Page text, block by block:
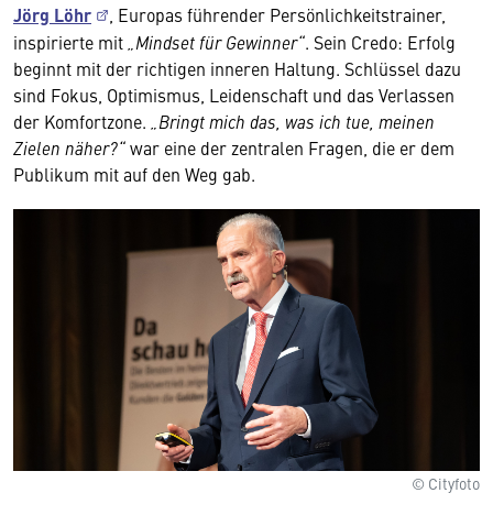
Jörg Löhr
, Europas führender Persönlichkeitstrainer,
inspirierte mit „Mindset für Gewinner“. Sein Credo: Erfolg
beginnt mit der richtigen inneren Haltung. Schlüssel dazu
sind Fokus, Optimismus, Leidenschaft und das Verlassen
der Komfortzone. „Bringt mich das, was ich tue, meinen
Zielen näher?“war eine der zentralen Fragen, die er dem
Publikum mit auf den Weg gab.
© Cityfoto